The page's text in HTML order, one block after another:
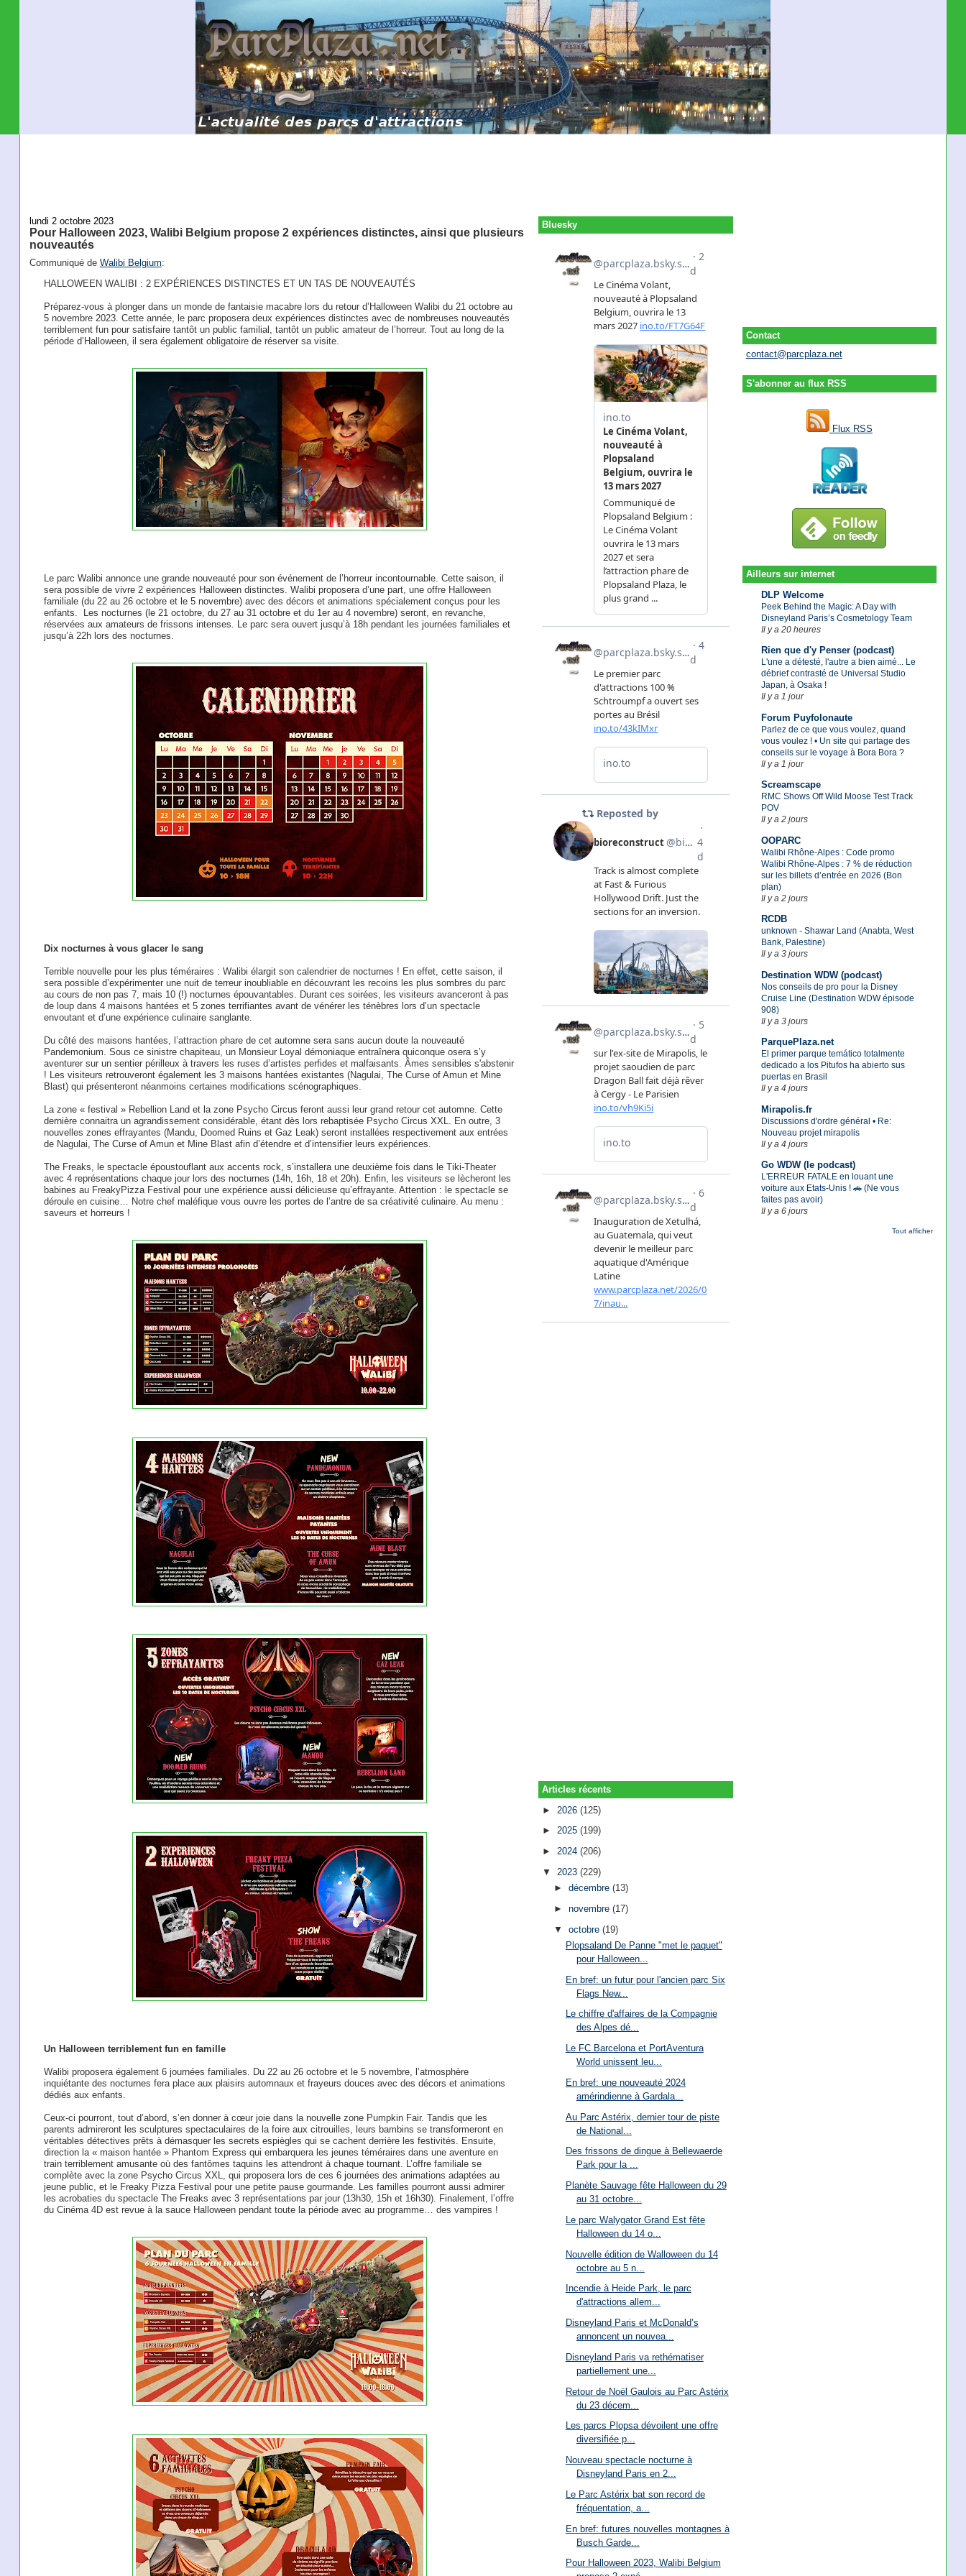
Contact
contact@parcplaza.net
S'abonner au flux RSS
Flux RSS
Ailleurs sur internet
DLP Welcome
Peek Behind the Magic: A Day with
Disneyland Paris’s Cosmetology Team
Il y a 20 heures
Rien que d'y Penser (podcast)
L'une a détesté, l'autre a bien aimé... Le
débrief contrasté de Universal Studio
Japan, à Osaka !
Il y a 1 jour
Forum Puyfolonaute
Parlez de ce que vous voulez, quand
vous voulez ! • Un site qui partage des
conseils sur le voyage à Bora Bora ?
Il y a 1 jour
Screamscape
RMC Shows Off Wild Moose Test Track
POV
Il y a 2 jours
OOPARC
Walibi Rhône-Alpes : Code promo
Walibi Rhône-Alpes : 7 % de réduction
sur les billets d’entrée en 2026 (Bon
plan)
Il y a 2 jours
RCDB
unknown - Shawar Land (Anabta, West
Bank, Palestine)
Il y a 3 jours
Destination WDW (podcast)
Nos conseils de pro pour la Disney
Cruise Line (Destination WDW épisode
908)
Il y a 3 jours
ParquePlaza.net
El primer parque temático totalmente
dedicado a los Pitufos ha abierto sus
puertas en Brasil
Il y a 4 jours
Mirapolis.fr
Discussions d'ordre général • Re:
Nouveau projet mirapolis
Il y a 4 jours
Go WDW (le podcast)
L'ERREUR FATALE en louant une
voiture aux Etats-Unis ! 🚗 (Ne vous
faites pas avoir)
Il y a 6 jours
Tout afficher
lundi 2 octobre 2023
Pour Halloween 2023, Walibi Belgium propose 2 expériences distinctes, ainsi que plusieurs
nouveautés
Communiqué de Walibi Belgium:
HALLOWEEN WALIBI : 2 EXPÉRIENCES DISTINCTES ET UN TAS DE NOUVEAUTÉS
Préparez-vous à plonger dans un monde de fantaisie macabre lors du retour d’Halloween Walibi du 21 octobre au
5 novembre 2023. Cette année, le parc proposera deux expériences distinctes avec de nombreuses nouveautés
terriblement fun pour satisfaire tantôt un public familial, tantôt un public amateur de l’horreur. Tout au long de la
période d’Halloween, il sera également obligatoire de réserver sa visite.
Le parc Walibi annonce une grande nouveauté pour son événement de l’horreur incontournable. Cette saison, il
sera possible de vivre 2 expériences Halloween distinctes. Walibi proposera d’une part, une offre Halloween
familiale (du 22 au 26 octobre et le 5 novembre) avec des décors et animations spécialement conçus pour les
enfants. ​ Les nocturnes (le 21 octobre, du 27 au 31 octobre et du 1er au 4 novembre) seront, en revanche,
réservées aux amateurs de frissons intenses. Le parc sera ouvert jusqu’à 18h pendant les journées familiales et
jusqu’à 22h lors des nocturnes. ​
Dix nocturnes à vous glacer le sang
Terrible nouvelle pour les plus téméraires : Walibi élargit son calendrier de nocturnes ! En effet, cette saison, il
sera possible d’expérimenter une nuit de terreur inoubliable en découvrant les recoins les plus sombres du parc
au cours de non pas 7, mais 10 (!) nocturnes épouvantables. Durant ces soirées, les visiteurs avanceront à pas
de loup dans 4 maisons hantées et 5 zones terrifiantes avant de vénérer les ténèbres lors d’un spectacle
envoutant et d’une expérience culinaire sanglante. ​
Du côté des maisons hantées, l’attraction phare de cet automne sera sans aucun doute la nouveauté
Pandemonium. Sous ce sinistre chapiteau, un Monsieur Loyal démoniaque entraînera quiconque osera s’y
aventurer sur un sentier périlleux à travers les ruses d’artistes perfides et malfaisants. Âmes sensibles s'abstenir
! Les visiteurs retrouveront également les 3 maisons hantées existantes (Nagulai, The Curse of Amun et Mine
Blast) qui présenteront néanmoins certaines modifications scénographiques.
La zone « festival » Rebellion Land et la zone Psycho Circus feront aussi leur grand retour cet automne. Cette
dernière connaitra un agrandissement considérable, étant dès lors rebaptisée Psycho Circus XXL. En outre, 3
nouvelles zones effrayantes (Mandu, Doomed Ruins et Gaz Leak) seront installées respectivement aux entrées
de Nagulai, The Curse of Amun et Mine Blast afin d’étendre et d’intensifier leurs expériences. ​
The Freaks, le spectacle époustouflant aux accents rock, s’installera une deuxième fois dans le Tiki-Theater
avec 4 représentations chaque jour lors des nocturnes (14h, 16h, 18 et 20h). Enfin, les visiteurs se lècheront les
babines au FreakyPizza Festival pour une expérience aussi délicieuse qu’effrayante. Attention : le spectacle se
déroule en cuisine… Notre chef maléfique vous ouvre les portes de l’antre de sa créativité culinaire. Au menu :
saveurs et horreurs !
Un Halloween terriblement fun en famille
Walibi proposera également 6 journées familiales. Du 22 au 26 octobre et le 5 novembre, l’atmosphère
inquiétante des nocturnes fera place aux plaisirs automnaux et frayeurs douces avec des décors et animations
dédiés aux enfants.
Ceux-ci pourront, tout d’abord, s’en donner à cœur joie dans la nouvelle zone Pumpkin Fair. Tandis que les
parents admireront les sculptures spectaculaires de la foire aux citrouilles, leurs bambins se transformeront en
véritables détectives prêts à démasquer les secrets espiègles qui se cachent derrière les festivités. Ensuite,
direction la « maison hantée » Phantom Express qui embarquera les jeunes téméraires dans une aventure en
train terriblement amusante où des fantômes taquins les attendront à chaque tournant. L’offre familiale se
complète avec la zone Psycho Circus XXL, qui proposera lors de ces 6 journées des animations adaptées au
jeune public, et le Freaky Pizza Festival pour une petite pause gourmande. Les familles pourront aussi admirer
les acrobaties du spectacle The Freaks avec 3 représentations par jour (13h30, 15h et 16h30). Finalement, l’offre
du Cinéma 4D est revue à la sauce Halloween pendant toute la période avec au programme… des vampires ! ​
Bluesky
Articles récents
► 2026(125)
►2025(199)
►2024(206)
▼ 2023(229)
► décembre (13)
► novembre (17)
▼ octobre (19)
Plopsaland De Panne "met le paquet"
pour Halloween...
En bref: un futur pour l'ancien parc Six
Flags New...
Le chiffre d'affaires de la Compagnie
des Alpes dé...
Le FC Barcelona et PortAventura
World unissent leu...
En bref: une nouveauté 2024
amérindienne à Gardala...
Au Parc Astérix, dernier tour de piste
de National...
Des frissons de dingue à Bellewaerde
Park pour la ...
Planète Sauvage fête Halloween du 29
au 31 octobre...
Le parc Walygator Grand Est fête
Halloween du 14 o...
Nouvelle édition de Walloween du 14
octobre au 5 n...
Incendie à Heide Park, le parc
d'attractions allem...
Disneyland Paris et McDonald’s
annoncent un nouvea...
Disneyland Paris va rethématiser
partiellement une...
Retour de Noël Gaulois au Parc Astérix
du 23 décem...
Les parcs Plopsa dévoilent une offre
diversifiée p...
Nouveau spectacle nocturne à
Disneyland Paris en 2...
Le Parc Astérix bat son record de
fréquentation, a...
En bref: futures nouvelles montagnes à
Busch Garde...
Pour Halloween 2023, Walibi Belgium